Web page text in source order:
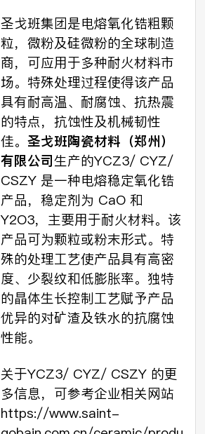
圣戈班集团是电熔氧化锆粗颗
粒，微粉及硅微粉的全球制造
商，可应用于多种耐火材料市
场。特殊处理过程使得该产品
具有耐高温、耐腐蚀、抗热震
的特点，抗蚀性及机械韧性
佳。 圣戈班陶瓷材料（郑州）
有限公司生产的YCZ3/ CYZ/
CSZY 是一种电熔稳定氧化锆
产品，稳定剂为 CaO 和
Y2O3，主要用于耐火材料。该
产品可为颗粒或粉末形式。特
殊的处理工艺使产品具有高密
度、少裂纹和低膨胀率。独特
的晶体生长控制工艺赋予产品
优异的对矿渣及铁水的抗腐蚀
性能。
关于YCZ3/ CYZ/ CSZY 的更
多信息，可参考企业相关网站
https://www.saint-